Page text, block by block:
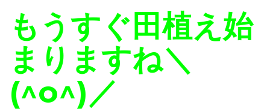
もうすぐ田植え始
まりますね＼
(^o^)／